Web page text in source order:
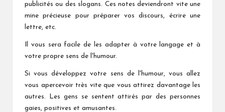
publicités ou des slogans. Ces notes deviendront vite une
mine précieuse pour préparer vos discours, écrire une
lettre, etc.
Il vous sera facile de les adapter à votre langage et à
votre propre sens de l'humour.
Si vous développez votre sens de l'humour, vous allez
vous apercevoir très vite que vous attirez davantage les
autres. Les gens se sentent attirés par des personnes
gaies, positives et amusantes.